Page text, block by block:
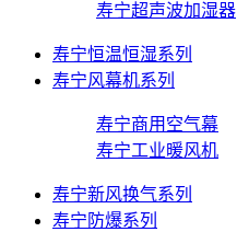
寿宁超声波加湿器
寿宁恒温恒湿系列
寿宁风幕机系列
寿宁商用空气幕
寿宁工业暖风机
寿宁新风换气系列
寿宁防爆系列